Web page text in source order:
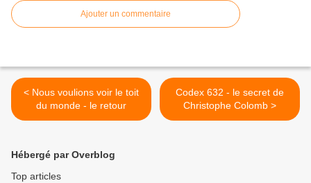
Ajouter un commentaire
< Nous voulions voir le toit
du monde - le retour
Codex 632 - le secret de
Christophe Colomb >
Hébergé par Overblog
Top articles